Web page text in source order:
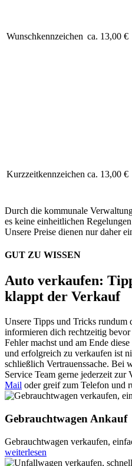
Wunschkennzeichen ca. 13,00 €
Kurzzeitkennzeichen ca. 13,00 €
Durch die kommunale
es keine einheitlichen
Unsere Preise dienen nur daher
GUT ZU WISSEN
Auto verkaufen:
klappt der Verkauf
Unsere Tipps und Tricks rundum
informieren dich rechtzeitig
Fehler machst und am Ende
und erfolgreich zu verkaufen ist
schließlich Vertrauenssache. Bei
Service Team gerne jederzeit zur
Mail oder greif zum Telefon und
Gebrauchtwagen Ankauf
Gebrauchtwagen verkaufen,
weiterlesen